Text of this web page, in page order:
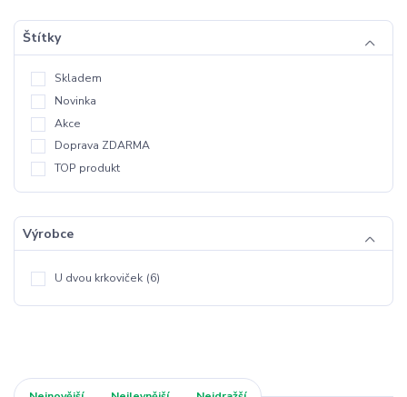
Štítky
Skladem
Novinka
Akce
Doprava ZDARMA
TOP produkt
Výrobce
U dvou krkoviček (6)